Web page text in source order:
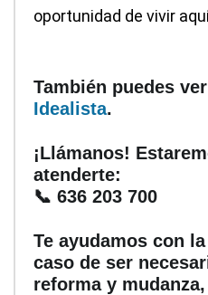
oportunidad de vivir
También puedes
Idealista.
¡Llámanos!
atenderte:
📞 636 203 700
Te ayudamos con
caso de ser
reforma y